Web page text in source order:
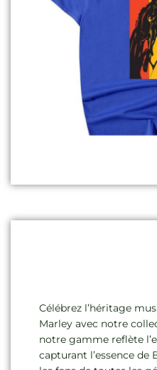
Célébrez l’héritage
Marley avec notre
notre gamme reflète
capturant l’essence de